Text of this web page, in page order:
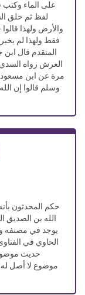
على الماء
لفظ ثم خلق
والأرض ولهذا
فقط ولهذا لم
المتقدم قال
العرش رواه
مرة عن ابن
وسلم قالوا إن
الله بن الصديق
يوجد في مصنفه
حديث
موضوع لا أصل